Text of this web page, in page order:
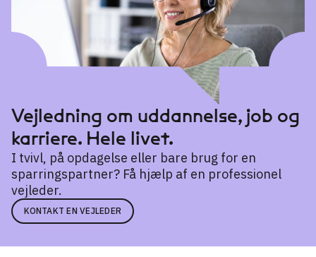
Vejledning om uddannelse, job og
karriere. Hele livet.
I tvivl, på opdagelse eller bare brug for en
sparringspartner? Få hjælp af en professionel
vejleder.
KONTAKT EN VEJLEDER